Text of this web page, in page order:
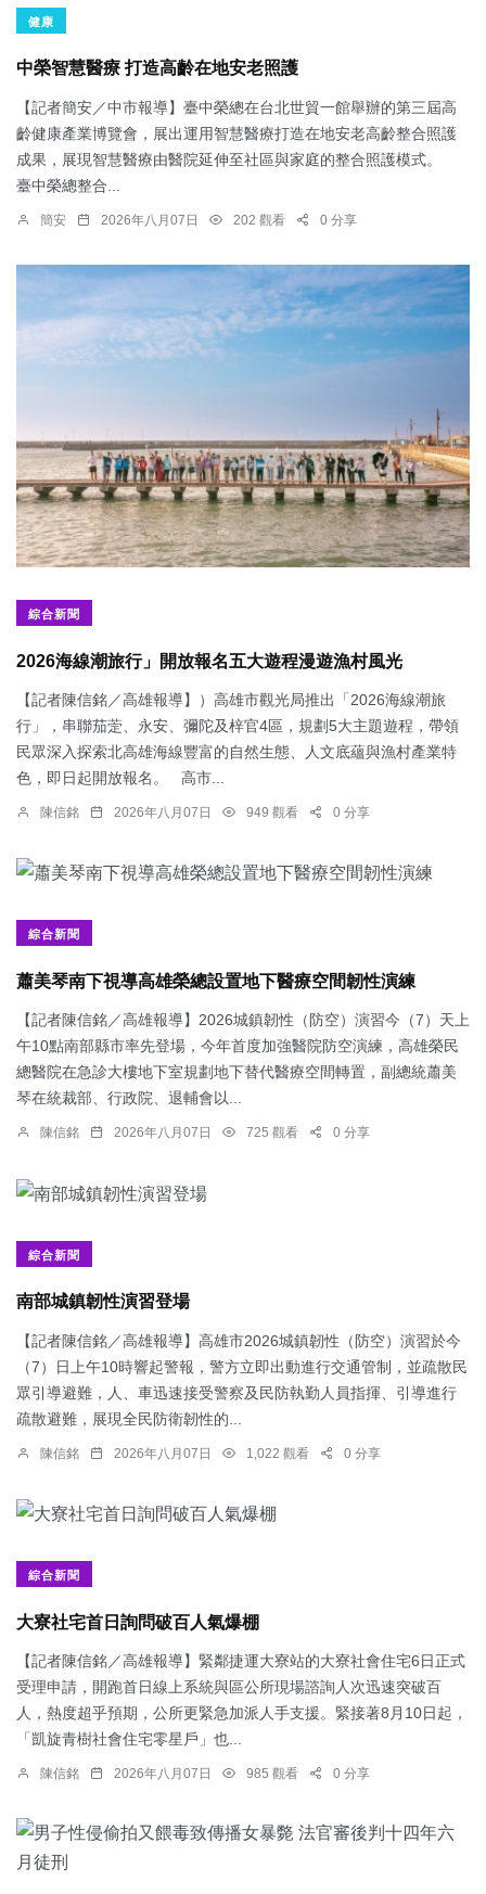
健康
中榮智慧醫療 打造高齡在地安老照護
【記者簡安／中市報導】臺中榮總在台北世貿一館舉辦的第三屆高
齡健康產業博覽會，展出運用智慧醫療打造在地安老高齡整合照護
成果，展現智慧醫療由醫院延伸至社區與家庭的整合照護模式。
臺中榮總整合...
簡安 2026年八月07日 202 觀看 0 分享
綜合新聞
2026海線潮旅行」開放報名五大遊程漫遊漁村風光
【記者陳信銘／高雄報導】）高雄市觀光局推出「2026海線潮旅
行」，串聯茄萣、永安、彌陀及梓官4區，規劃5大主題遊程，帶領
民眾深入探索北高雄海線豐富的自然生態、人文底蘊與漁村產業特
色，即日起開放報名。 高市...
陳信銘 2026年八月07日 949 觀看 0 分享
綜合新聞
蕭美琴南下視導高雄榮總設置地下醫療空間韌性演練
【記者陳信銘／高雄報導】2026城鎮韌性（防空）演習今（7）天上
午10點南部縣市率先登場，今年首度加強醫院防空演練，高雄榮民
總醫院在急診大樓地下室規劃地下替代醫療空間轉置，副總統蕭美
琴在統裁部、行政院、退輔會以...
陳信銘 2026年八月07日 725 觀看 0 分享
綜合新聞
南部城鎮韌性演習登場
【記者陳信銘／高雄報導】高雄市2026城鎮韌性（防空）演習於今
（7）日上午10時響起警報，警方立即出動進行交通管制，並疏散民
眾引導避難，人、車迅速接受警察及民防執勤人員指揮、引導進行
疏散避難，展現全民防衛韌性的...
陳信銘 2026年八月07日 1,022 觀看 0 分享
綜合新聞
大寮社宅首日詢問破百人氣爆棚
【記者陳信銘／高雄報導】緊鄰捷運大寮站的大寮社會住宅6日正式
受理申請，開跑首日線上系統與區公所現場諮詢人次迅速突破百
人，熱度超乎預期，公所更緊急加派人手支援。緊接著8月10日起，
「凱旋青樹社會住宅零星戶」也...
陳信銘 2026年八月07日 985 觀看 0 分享